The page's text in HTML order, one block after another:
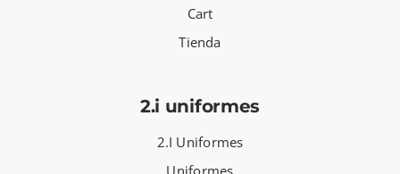
Cart
Tienda
2.i uniformes
2.I Uniformes
Uniformes